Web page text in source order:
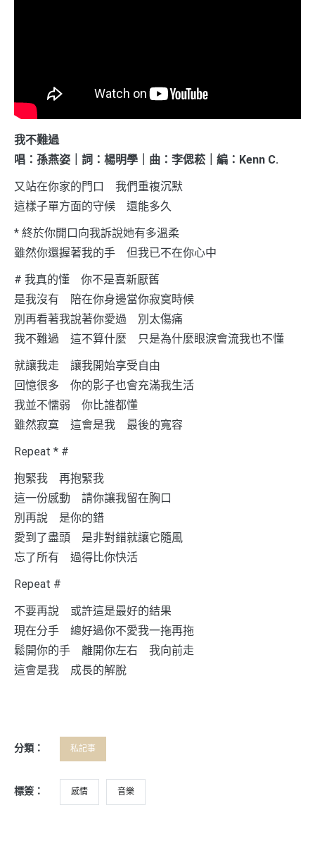
我不難過
唱：孫燕姿｜詞：楊明學｜曲：李偲菘｜編：Kenn C.
又站在你家的門口 我們重複沉默
這樣子單方面的守候 還能多久
* 終於你開口向我訴說她有多溫柔
雖然你還握著我的手 但我已不在你心中
# 我真的懂 你不是喜新厭舊
是我沒有 陪在你身邊當你寂寞時候
別再看著我說著你愛過 別太傷痛
我不難過 這不算什麼 只是為什麼眼淚會流我也不懂
就讓我走 讓我開始享受自由
回憶很多 你的影子也會充滿我生活
我並不懦弱 你比誰都懂
雖然寂寞 這會是我 最後的寬容
Repeat * #
抱緊我 再抱緊我
這一份感動 請你讓我留在胸口
別再說 是你的錯
愛到了盡頭 是非對錯就讓它隨風
忘了所有 過得比你快活
Repeat #
不要再說 或許這是最好的結果
現在分手 總好過你不愛我一拖再拖
鬆開你的手 離開你左右 我向前走
這會是我 成長的解脫
分類： 私記事
標簽： 感情 音樂